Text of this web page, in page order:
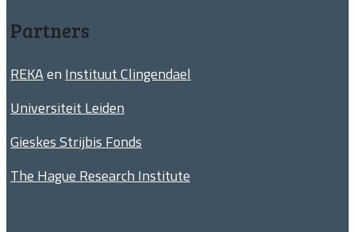
Partners
REKAen Instituut Clingendael
Universiteit Leiden
Gieskes Strijbis Fonds
The Hague Research Institute